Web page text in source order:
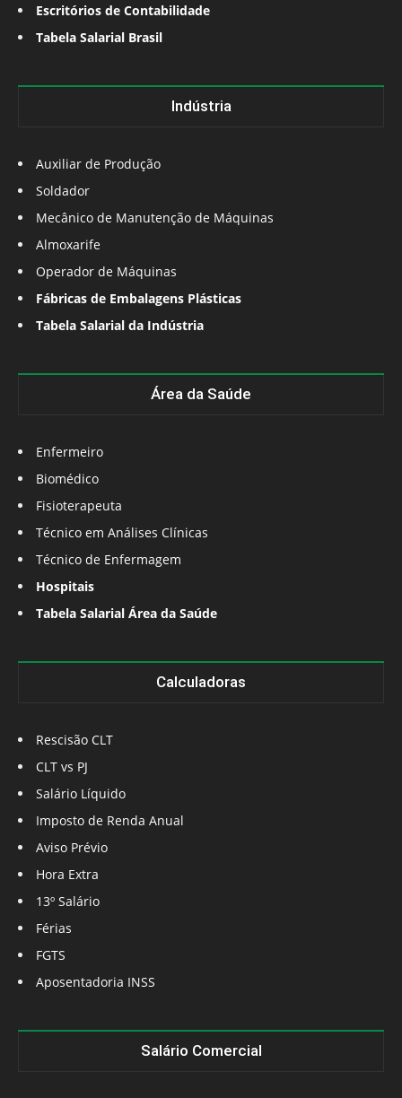
Escritórios de Contabilidade
Tabela Salarial Brasil
Indústria
Auxiliar de Produção
Soldador
Mecânico de Manutenção de Máquinas
Almoxarife
Operador de Máquinas
Fábricas de Embalagens Plásticas
Tabela Salarial da Indústria
Área da Saúde
Enfermeiro
Biomédico
Fisioterapeuta
Técnico em Análises Clínicas
Técnico de Enfermagem
Hospitais
Tabela Salarial Área da Saúde
Calculadoras
Rescisão CLT
CLT vs PJ
Salário Líquido
Imposto de Renda Anual
Aviso Prévio
Hora Extra
13º Salário
Férias
FGTS
Aposentadoria INSS
Salário Comercial